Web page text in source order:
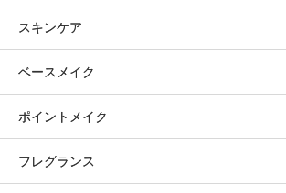
スキンケア
ベースメイク
ポイントメイク
フレグランス